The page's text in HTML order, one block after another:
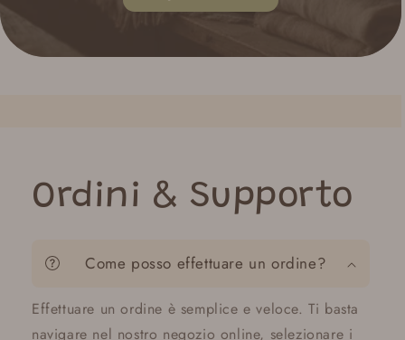
Ordini & Supporto
Come posso effettuare un ordine?
Effettuare un ordine è semplice e veloce. Ti basta
navigare nel nostro negozio online, selezionare i